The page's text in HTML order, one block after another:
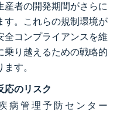
産者の開発期間がさらに
す。これらの規制環境が
全コンプライアンスを維
乗り越えるための戦略的
す。
応のリスク
病管理予防センター